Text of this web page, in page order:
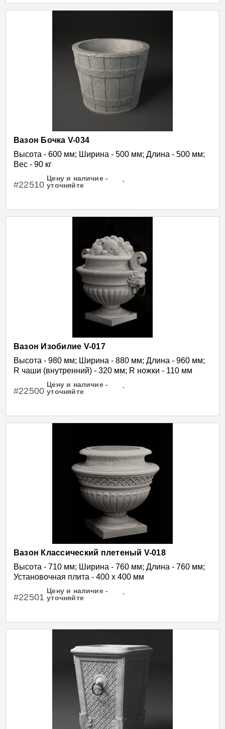
Вазон Бочка V-034
Высота - 600 мм; Ширина - 500 мм; Длина - 500 мм;
Вес - 90 кг
#22510
Цену и наличие -
уточняйте
`
Вазон Изобилие V-017
Высота - 980 мм; Ширина - 880 мм; Длина - 960 мм;
R чаши (внутренний) - 320 мм; R ножки - 110 мм
#22500
Цену и наличие -
уточняйте
`
Вазон Классический плетеный V-018
Высота - 710 мм; Ширина - 760 мм; Длина - 760 мм;
Установочная плита - 400 х 400 мм
#22501
Цену и наличие -
уточняйте
`